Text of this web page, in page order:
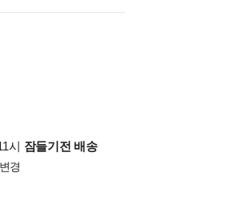
시 잠들기전 배송
경